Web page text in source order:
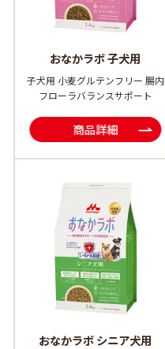
おなかラボ 子犬用
子犬用 小麦グルテンフリー 腸内
フローラバランスサポート
商品詳細
おなかラボ シニア犬用